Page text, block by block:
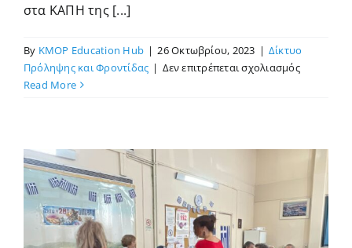
κ.λπ.)
στον
στα ΚΑΠΗ της [...]
By KMOP Education Hub | 26 Οκτωβρίου, 2023 | Δίκτυο
Πρόληψης και Φροντίδας | Δεν επιτρέπεται σχολιασμόςστο
του
Πειραιά
Read More